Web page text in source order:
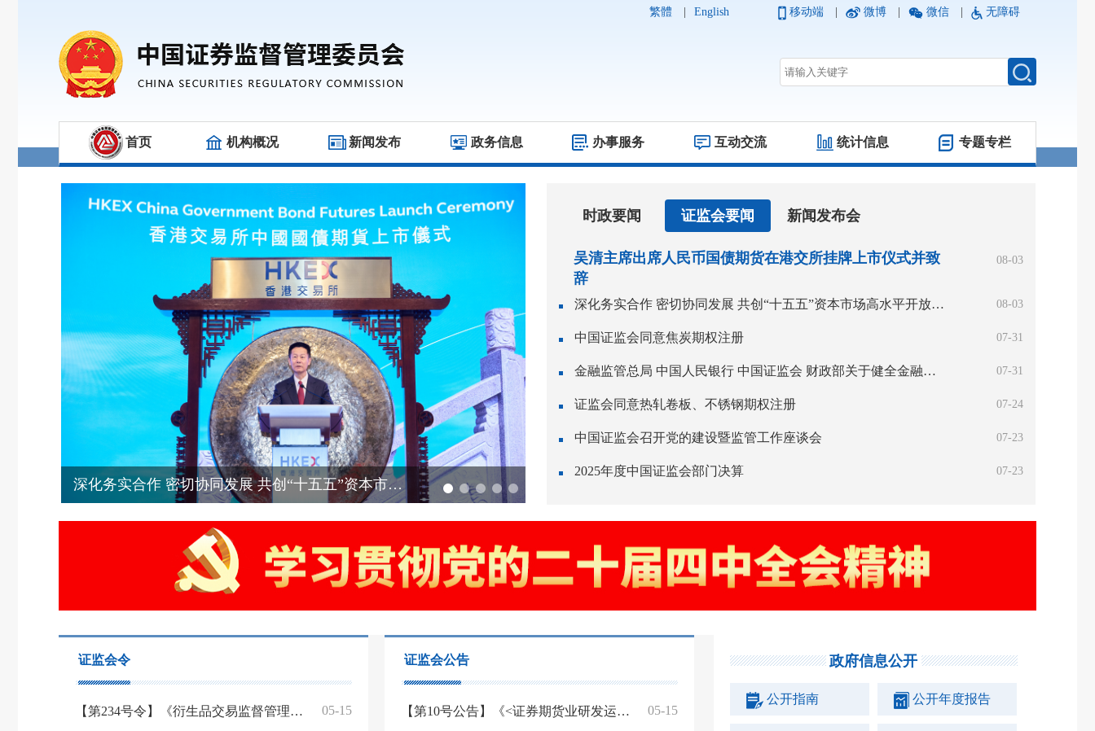
繁體 English 移动端 微博 微信 无障碍
首页 机构概况 新闻发布 政务信息 办事服务 互动交流 统计信息 专题专栏
深化务实合作 密切协同发展 共创“十五五”资本市场高水平开放新局面——吴清主席在香港推出人民币国债期货上市仪式上的致辞
时政要闻 证监会要闻 新闻发布会
吴清主席出席人民币国债期货在港交所挂牌上市仪式并致
辞
08-03
深化务实合作 密切协同发展 共创“十五五”资本市场高水平开放新局面——吴清主席在香港推出人民币国债期货上市仪式上的致辞 08-03
中国证监会同意焦炭期权注册 07-31
金融监管总局 中国人民银行 中国证监会 财政部关于健全金融机构治理的实施意见 07-31
证监会同意热轧卷板、不锈钢期权注册 07-24
中国证监会召开党的建设暨监管工作座谈会 07-23
2025年度中国证监会部门决算 07-23
证监会令
【第234号令】《衍生品交易监督管理办法（试行）》 05-15
证监会公告
【第10号公告】《<证券期货业研发运营一体化体系建设指南>等4项行业标准》 05-15
政府信息公开
公开指南 公开年度报告